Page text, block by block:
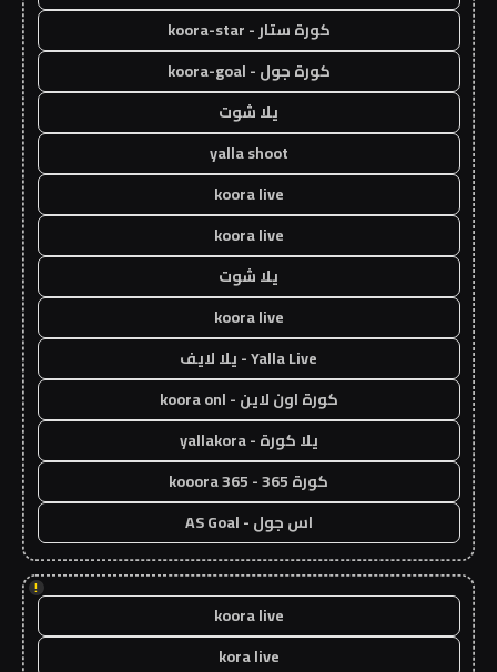
كورة ستار - koora-star
كورة جول - koora-goal
يلا شوت
yalla shoot
koora live
koora live
يلا شوت
koora live
Yalla Live - يلا لايف
كورة اون لاين - koora onl
يلا كورة - yallakora
كورة 365 - kooora 365
اس جول - AS Goal
!
koora live
kora live